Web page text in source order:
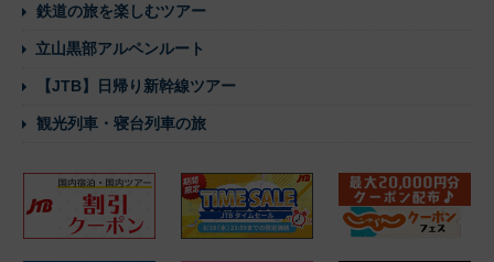
鉄道の旅を楽しむツアー
立山黒部アルペンルート
【JTB】日帰り新幹線ツアー
観光列車・寝台列車の旅